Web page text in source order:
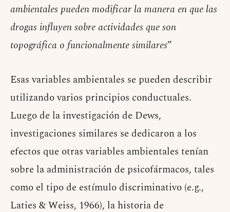
ambientales pueden modificar la manera en que las
drogas influyen sobre actividades que son
topográfica o funcionalmente similares”
Esas variables ambientales se pueden describir
utilizando varios principios conductuales.
Luego de la investigación de Dews,
investigaciones similares se dedicaron a los
efectos que otras variables ambientales tenían
sobre la administración de psicofármacos, tales
como el tipo de estímulo discriminativo (e.g.,
Laties & Weiss, 1966), la historia de